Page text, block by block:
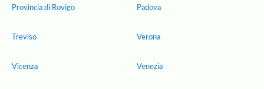
Provincia di Rovigo
Treviso
Vicenza
Padova
Verona
Venezia